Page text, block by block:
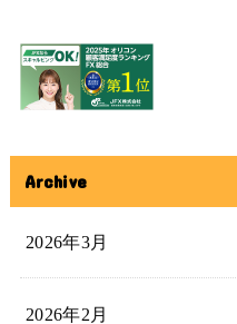
Archive
2026年3月
2026年2月